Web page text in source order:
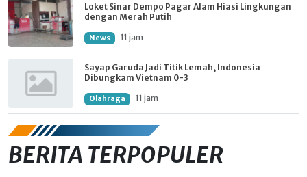
Loket Sinar Dempo Pagar Alam Hiasi Lingkungan
dengan Merah Putih
News 11 jam
Sayap Garuda Jadi Titik Lemah, Indonesia
Dibungkam Vietnam 0-3
Olahraga 11 jam
BERITA TERPOPULER